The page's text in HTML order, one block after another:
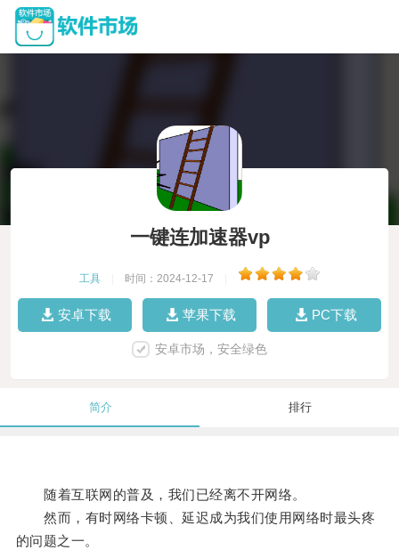
一键连加速器vp
工具 时间：2024-12-17
安卓下载 苹果下载 PC下载
安卓市场，安全绿色
简介 排行
随着互联网的普及，我们已经离不开网络。
然而，有时网络卡顿、延迟成为我们使用网络时最头疼
的问题之一。